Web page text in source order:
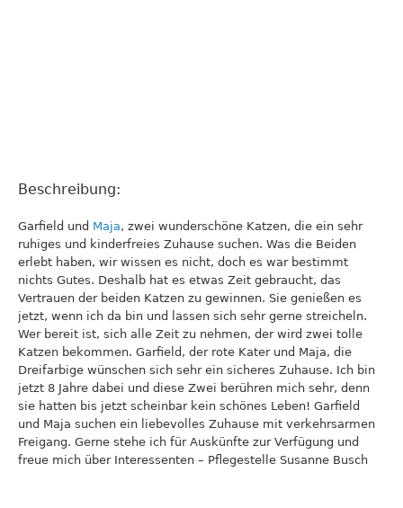
Beschreibung:
Garfield und Maja, zwei wunderschöne Katzen, die ein sehr
ruhiges und kinderfreies Zuhause suchen. Was die Beiden
erlebt haben, wir wissen es nicht, doch es war bestimmt
nichts Gutes. Deshalb hat es etwas Zeit gebraucht, das
Vertrauen der beiden Katzen zu gewinnen. Sie genießen es
jetzt, wenn ich da bin und lassen sich sehr gerne streicheln.
Wer bereit ist, sich alle Zeit zu nehmen, der wird zwei tolle
Katzen bekommen. Garfield, der rote Kater und Maja, die
Dreifarbige wünschen sich sehr ein sicheres Zuhause. Ich bin
jetzt 8 Jahre dabei und diese Zwei berühren mich sehr, denn
sie hatten bis jetzt scheinbar kein schönes Leben! Garfield
und Maja suchen ein liebevolles Zuhause mit verkehrsarmen
Freigang. Gerne stehe ich für Auskünfte zur Verfügung und
freue mich über Interessenten – Pflegestelle Susanne Busch